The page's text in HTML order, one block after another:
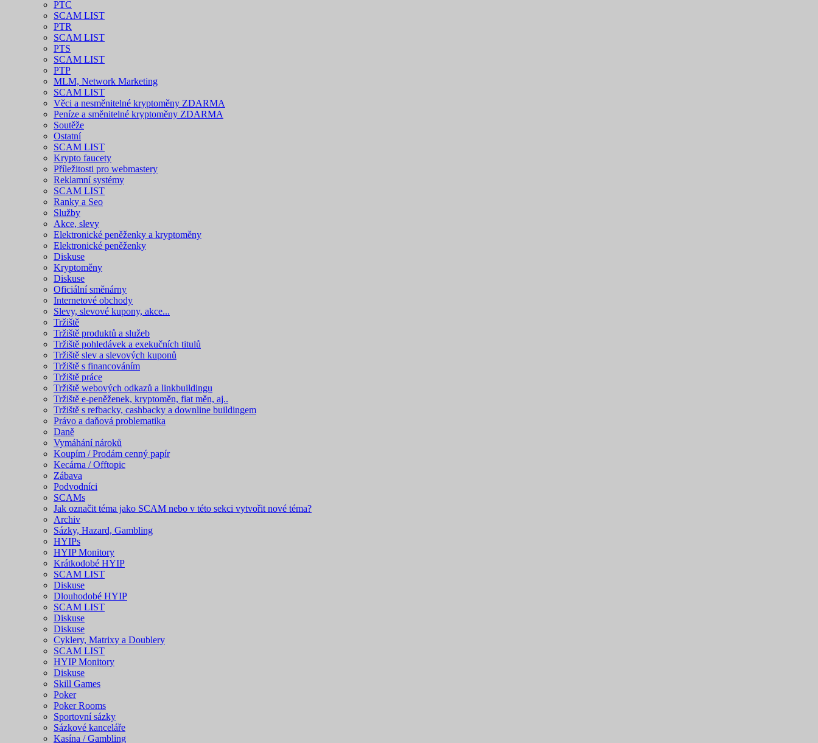
PTC
SCAM LIST
PTR
SCAM LIST
PTS
SCAM LIST
PTP
MLM, Network Marketing
SCAM LIST
Věci a nesměnitelné kryptoměny ZDARMA
Peníze a směnitelné kryptoměny ZDARMA
Soutěže
Ostatní
SCAM LIST
Krypto faucety
Příležitosti pro webmastery
Reklamní systémy
SCAM LIST
Ranky a Seo
Služby
Akce, slevy
Elektronické peněženky a kryptoměny
Elektronické peněženky
Diskuse
Kryptoměny
Diskuse
Oficiální směnárny
Internetové obchody
Slevy, slevové kupony, akce...
Tržiště
Tržiště produktů a služeb
Tržiště pohledávek a exekučních titulů
Tržiště slev a slevových kuponů
Tržiště s financováním
Tržiště práce
Tržiště webových odkazů a linkbuildingu
Tržiště e-peněženek, kryptoměn, fiat měn, aj..
Tržiště s refbacky, cashbacky a downline buildingem
Právo a daňová problematika
Daně
Vymáhání nároků
Koupím / Prodám cenný papír
Kecárna / Offtopic
Zábava
Podvodníci
SCAMs
Jak označit téma jako SCAM nebo v této sekci vytvořit nové téma?
Archiv
Sázky, Hazard, Gambling
HYIPs
HYIP Monitory
Krátkodobé HYIP
SCAM LIST
Diskuse
Dlouhodobé HYIP
SCAM LIST
Diskuse
Diskuse
Cyklery, Matrixy a Doublery
SCAM LIST
HYIP Monitory
Diskuse
Skill Games
Poker
Poker Rooms
Sportovní sázky
Sázkové kanceláře
Kasína / Gambling